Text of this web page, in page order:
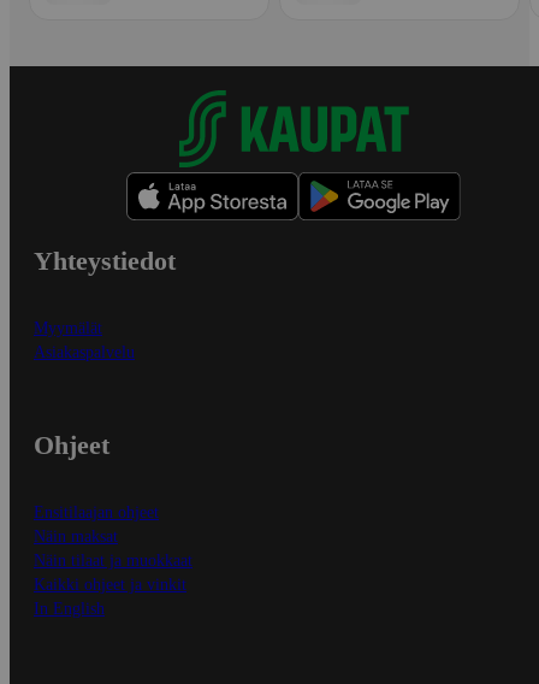
Yhteystiedot
Myymälät
Asiakaspalvelu
Ohjeet
Ensitilaajan ohjeet
Näin maksat
Näin tilaat ja muokkaat
Kaikki ohjeet ja vinkit
In English